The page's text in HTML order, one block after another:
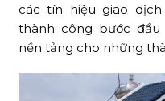
các tín hiệu giao
thành công bước đầu
nền tảng cho những